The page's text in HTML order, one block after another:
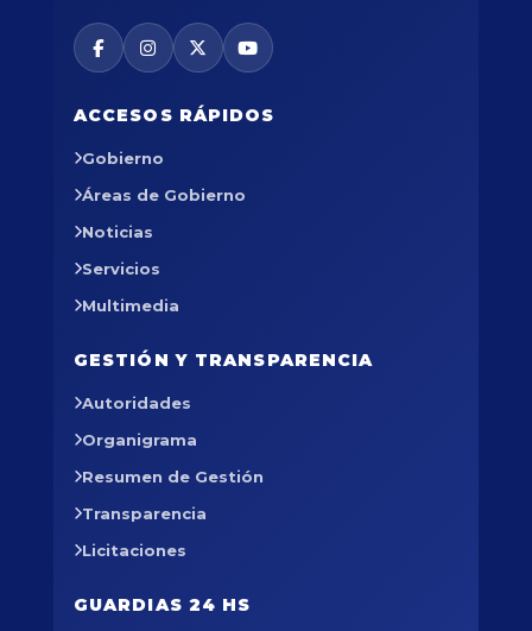
ACCESOS RÁPIDOS
Gobierno
Áreas de Gobierno
Noticias
Servicios
Multimedia
GESTIÓN Y TRANSPARENCIA
Autoridades
Organigrama
Resumen de Gestión
Transparencia
Licitaciones
GUARDIAS 24 HS